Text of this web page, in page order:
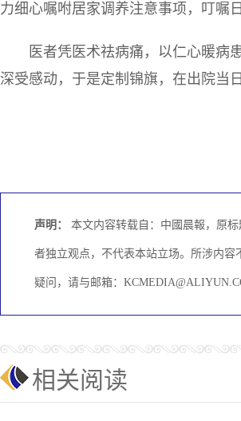
力细心嘱咐居家调养注意事项，叮嘱
医者凭医术祛病痛，以仁心暖病
深受感动，于是定制锦旗，在出院当
声明： 本文内容转载自：中國晨報，原
者独立观点，不代表本站立场。所涉内
疑问，请与邮箱：
相关阅读